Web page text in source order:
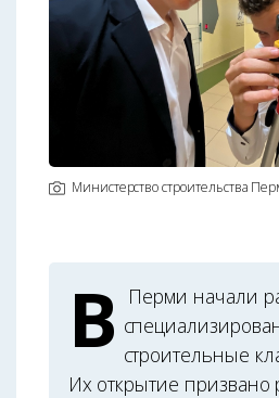
Министерство строительства
В
Перми начали
строительные
Их открытие призвано